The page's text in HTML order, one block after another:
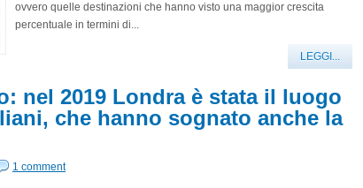
ovvero quelle destinazioni che hanno visto una maggior crescita
percentuale in termini di...
LEGGI...
nel 2019 Londra è stata il luogo
che hanno sognato anche la
1 comment